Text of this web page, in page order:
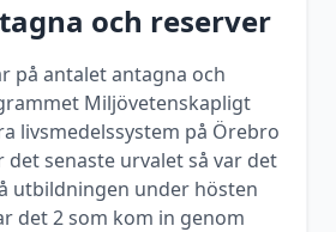
och reserver
på antalet antagna och
Miljövetenskapligt
livsmedelssystem på Örebro
det senaste urvalet så var det
utbildningen under hösten
det2som kom in genom